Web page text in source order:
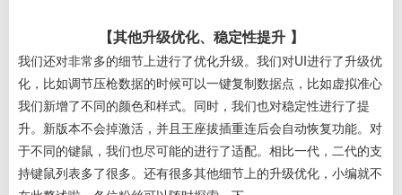
【其他升级优化、稳定性提升 】
我们还对非常多的细节上进行了优化升级。我们对UI进行了升级优
化，比如调节压枪数据的时候可以一键复制数据点，比如虚拟准心
我们新增了不同的颜色和样式。同时，我们也对稳定性进行了提
升。新版本不会掉激活，并且王座拔插重连后会自动恢复功能。对
于不同的键鼠，我们也尽可能的进行了适配。相比一代，二代的支
持键鼠列表多了很多。还有很多其他细节上的升级优化，小编就不